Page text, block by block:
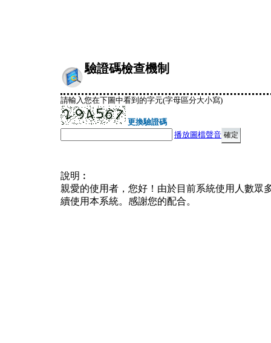
驗證碼檢查機制
請輸入您在下圖中看到的字元(字母區分大小寫)
更換驗證碼
播放圖檔聲音
說明︰
親愛的使用者，您好！由於目前系統使用人數眾
續使用本系統。感謝您的配合。